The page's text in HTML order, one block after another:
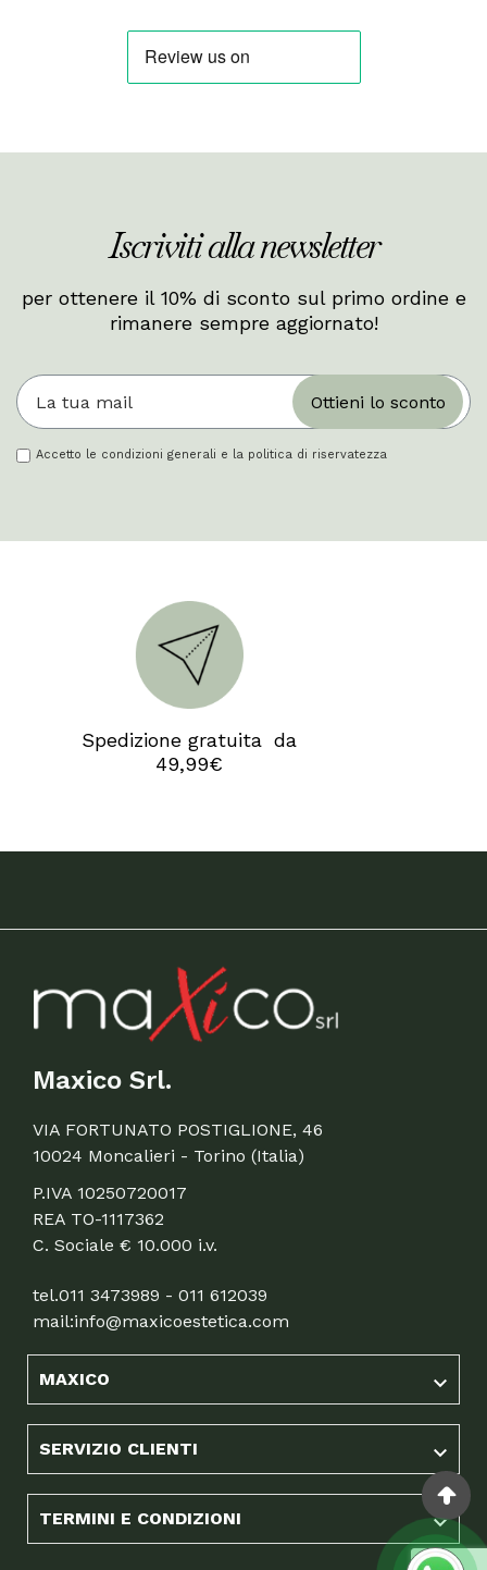
Iscriviti alla newsletter
per ottenere il 10% di sconto sul primo ordine e
rimanere sempre aggiornato!
Ottieni lo sconto
Accetto le condizioni generali e la politica di riservatezza
Spedizione gratuita da
49,99€
Maxico Srl.
VIA FORTUNATO POSTIGLIONE, 46
10024 Moncalieri - Torino (Italia)
P.IVA 10250720017
REA TO-1117362
C. Sociale € 10.000 i.v.
tel.011 3473989 - 011 612039
mail:info@maxicoestetica.com
MAXICO 
SERVIZIO CLIENTI 
TERMINI E CONDIZIONI 